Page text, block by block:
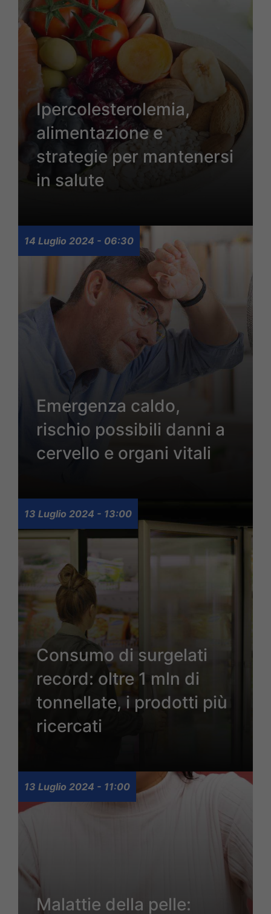
Ipercolesterolemia,
alimentazione e
strategie per mantenersi
in salute
14 Luglio 2024 - 06:30
Emergenza caldo,
rischio possibili danni a
cervello e organi vitali
13 Luglio 2024 - 13:00
Consumo di surgelati
record: oltre 1 mln di
tonnellate, i prodotti più
ricercati
13 Luglio 2024 - 11:00
Malattie della pelle: